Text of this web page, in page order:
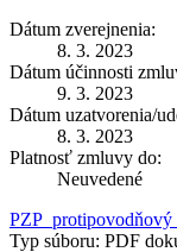
Dátum zverejnenia:
8. 3. 2023
Dátum účinnosti
9. 3. 2023
Dátum uzatvorenia/
8. 3. 2023
Platnosť zmluvy do:
Neuvedené
Typ súboru: PDF